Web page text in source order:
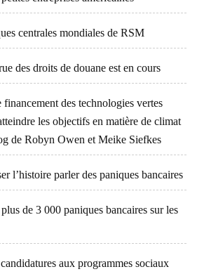
centrales mondiales de RSM
des droits de douane est en cours
des technologies vertes
les objectifs en matière de climat
de Robyn Owen et Meike Siefkes
l’histoire parler des paniques bancaires
de 3 000 paniques bancaires sur les
aux programmes sociaux